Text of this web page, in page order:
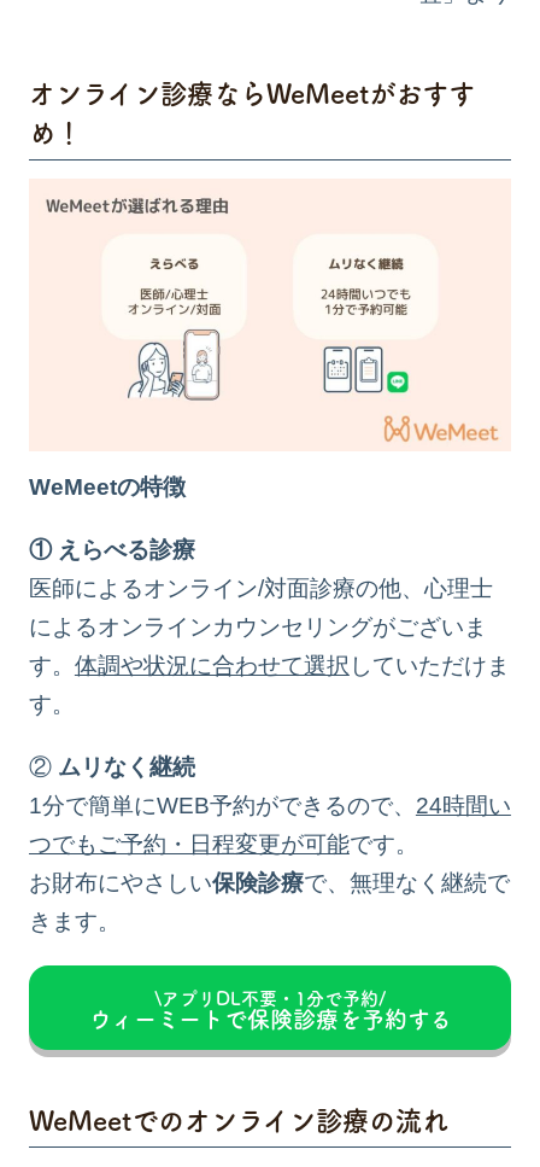
オンライン診療ならWeMeetがおすす
め！
WeMeetの特徴
① えらべる診療
医師によるオンライン/対面診療の他、心理士
によるオンラインカウンセリングがございま
す。 体調や状況に合わせて選択 していただけま
す。
② ムリなく継続
1分で簡単にWEB予約ができるので、 24時間い
つでもご予約・日程変更が可能です。
お財布にやさしい保険診療で、無理なく継続で
きます。
\アプリDL不要・1分で予約/
ウィーミートで保険診療を予約する
WeMeetでのオンライン診療の流れ